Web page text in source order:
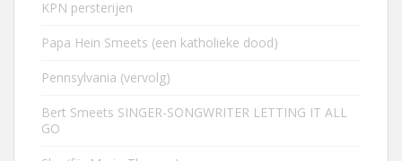
KPN persterijen
Papa Hein Smeets (een katholieke dood)
Pennsylvania (vervolg)
Bert Smeets SINGER-SONGWRITER LETTING IT ALL
GO